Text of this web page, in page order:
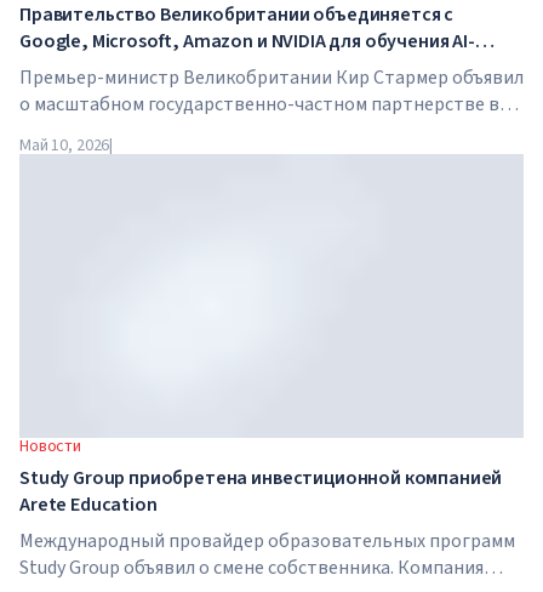
Правительство Великобритании объединяется с
Google, Microsoft, Amazon и NVIDIA для обучения AI-
навыкам миллионов работников
Премьер-министр Великобритании Кир Стармер объявил
о масштабном государственно-частном партнерстве в
Amazon и NVIDIA совместно с правительством запускают
Май 10, 2026|
Новости
Study Group приобретена инвестиционной компанией
Arete Education
Международный провайдер образовательных программ
Study Group объявил о смене собственника. Компания